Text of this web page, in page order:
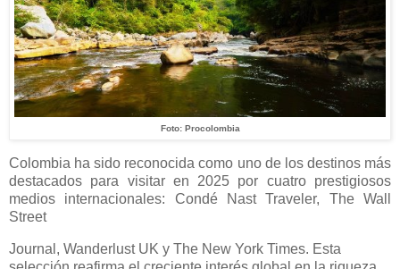
Foto: Procolombia
Colombia ha sido reconocida como uno de los destinos más
destacados para visitar en 2025 por cuatro prestigiosos
medios internacionales: Condé Nast Traveler, The Wall
Street
Journal, Wanderlust UK y The New York Times. Esta